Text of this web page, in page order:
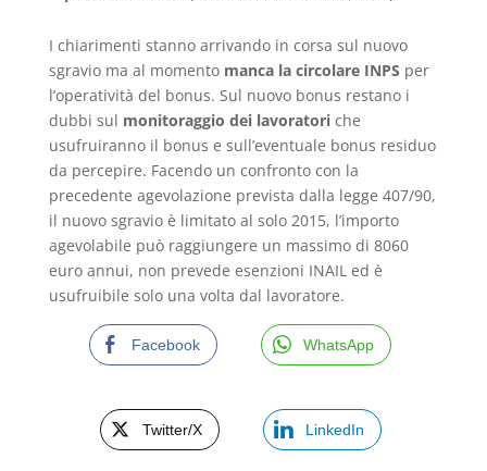
I chiarimenti stanno arrivando in corsa sul nuovo
sgravio ma al momento manca la circolare INPS per
l’operatività del bonus. Sul nuovo bonus restano i
dubbi sul monitoraggio dei lavoratori che
usufruiranno il bonus e sull’eventuale bonus residuo
da percepire. Facendo un confronto con la
precedente agevolazione prevista dalla legge 407/90,
il nuovo sgravio è limitato al solo 2015, l’importo
agevolabile può raggiungere un massimo di 8060
euro annui, non prevede esenzioni INAIL ed è
usufruibile solo una volta dal lavoratore.
Facebook WhatsApp
Twitter/X LinkedIn